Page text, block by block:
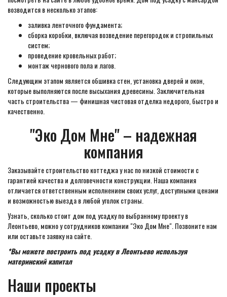
возводится в несколько этапов:
заливка ленточного фундамента;
сборка коробки, включая возведение перегородок и стропильных
систем;
проведение кровельных работ;
монтаж чернового пола и лагов.
Следующим этапом является обшивка стен, установка дверей и окон,
которые выполняются после высыхания древесины. Заключительная
часть строительства — финишная чистовая отделка недорого, быстро и
качественно.
"Эко Дом Мне" – надежная
компания
Заказывайте строительство коттеджа у нас по низкой стоимости с
гарантией качества и долговечности конструкции. Наша компания
отличается ответственным исполнением своих услуг, доступными ценами
и возможностью выезда в любой уголок страны.
Узнать, сколько стоит дом под усадку по выбранному проекту в
Леонтьево, можно у сотрудников компании "Эко Дом Мне". Позвоните нам
или оставьте заявку на сайте.
*Вы можете построить под усадку в Леонтьево используя
материнский капитал
Наши проекты